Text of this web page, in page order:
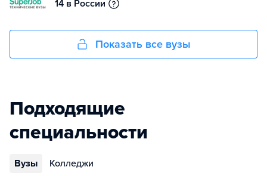
14 в России
Показать все вузы
Подходящие
специальности
Вузы Колледжи